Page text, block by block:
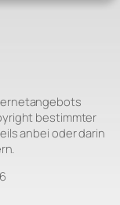
bestimmter
anbei oder darin